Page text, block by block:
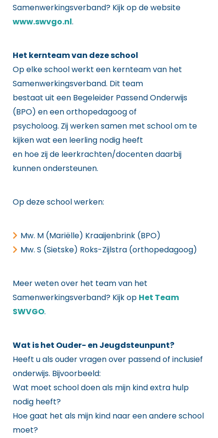
Samenwerkingsverband? Kijk op de website
www.swvgo.nl.
Het kernteam van deze school
Op elke school werkt een kernteam van het
Samenwerkingsverband. Dit team
bestaat uit een Begeleider Passend Onderwijs
(BPO) en een orthopedagoog of
psycholoog. Zij werken samen met school om te
kijken wat een leerling nodig heeft
en hoe zij de leerkrachten/docenten daarbij
kunnen ondersteunen.
Op deze school werken:
Mw. M (Mariëlle) Kraaijenbrink (BPO)
Mw. S (Sietske) Roks-Zijlstra (orthopedagoog)
Meer weten over het team van het
Samenwerkingsverband? Kijk op Het Team
SWVGO.
Wat is het Ouder- en Jeugdsteunpunt?
Heeft u als ouder vragen over passend of inclusief
onderwijs. Bijvoorbeeld:
Wat moet school doen als mijn kind extra hulp
nodig heeft?
Hoe gaat het als mijn kind naar een andere school
moet?